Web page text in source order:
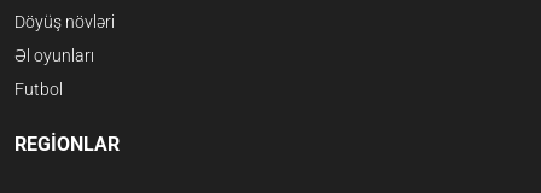
Döyüş növləri
Əl oyunları
Futbol
REGİONLAR